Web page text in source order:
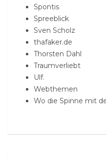
Spontis
Spreeblick
Sven Scholz
thafaker.de
Thorsten Dahl
Traumverliebt
Ulf.
Webthemen
Wo die Spinne mit